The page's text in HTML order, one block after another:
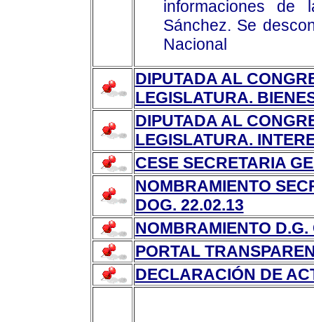
informaciones
Sánchez. Se
Nacional
DIPUTADA AL
LEGISLATURA.
DIPUTADA AL
LEGISLATURA.
CESE SECRETARIA
NOMBRAMIENTO
DOG. 22.02.13
NOMBRAMIENTO
PORTAL
DECLARACIÓN DE